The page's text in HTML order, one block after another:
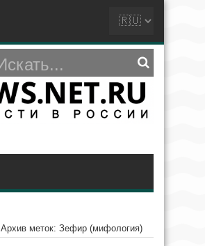
Архив меток: Зефир (мифология)